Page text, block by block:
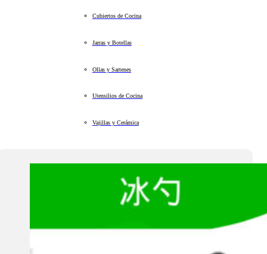
Cubiertos de Cocina
Jarras y Botellas
Ollas y Sartenes
Utensilios de Cocina
Vajillas y Cerámica